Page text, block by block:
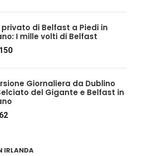
privato di Belfast a Piedi in
I mille volti di Belfast
Giornaliera da Dublino
del Gigante e Belfast in
IRLANDA